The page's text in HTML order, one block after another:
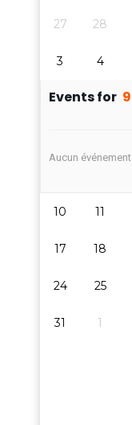
27 28
3 4
Events for 9
Aucun événement
10 11
17 18
24 25
31 1